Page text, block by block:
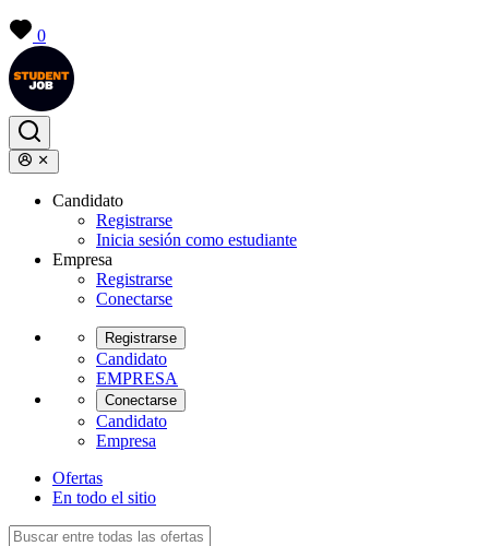
0
Candidato
Registrarse
Inicia sesión como estudiante
Empresa
Registrarse
Conectarse
Registrarse
Candidato
EMPRESA
Conectarse
Candidato
Empresa
Ofertas
En todo el sitio